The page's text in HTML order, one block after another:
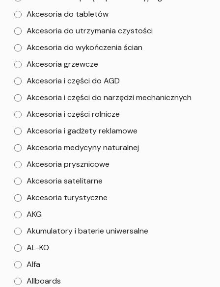
Akcesoria do tabletów
Akcesoria do utrzymania czystości
Akcesoria do wykończenia ścian
Akcesoria grzewcze
Akcesoria i części do AGD
Akcesoria i części do narzędzi mechanicznych
Akcesoria i części rolnicze
Akcesoria i gadżety reklamowe
Akcesoria medycyny naturalnej
Akcesoria prysznicowe
Akcesoria satelitarne
Akcesoria turystyczne
AKG
Akumulatory i baterie uniwersalne
AL-KO
Alfa
Allboards